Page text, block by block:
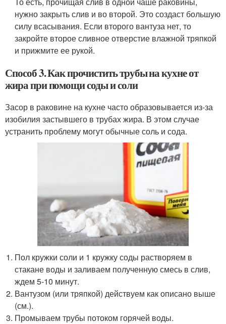
нужно закрыть слив и во второй. Это создаст большую
силу всасывания. Если второго вантуза нет, то
закройте второе сливное отверстие влажной тряпкой
и прижмите ее рукой.
Способ 3. Как прочистить трубы на кухне от
жира при помощи соды и соли
Засор в раковине на кухне часто образовывается из-за
изобилия застывшего в трубах жира. В этом случае
устранить проблему могут обычные соль и сода.
Пол кружки соли и 1 кружку соды растворяем в
стакане воды и заливаем полученную смесь в слив,
ждем 5-10 минут.
Вантузом (или тряпкой) действуем как описано выше
(см.).
Промываем трубы потоком горячей воды.